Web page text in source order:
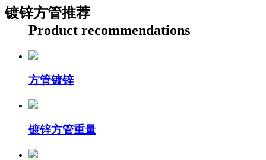
镀锌方管推荐
Product recommendations
方管镀锌
镀锌方管重量